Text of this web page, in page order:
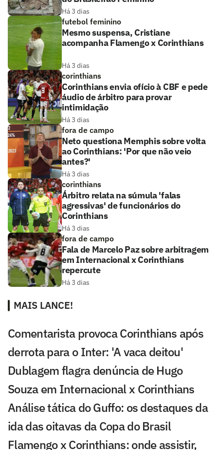
Há 3 dias
futebol feminino
Mesmo suspensa, Cristiane
acompanha Flamengo x Corinthians
Há 3 dias
corinthians
Corinthians envia ofício à CBF e pede
áudio de árbitro para provar
intimidação
Há 3 dias
fora de campo
Neto questiona Memphis sobre volta
ao Corinthians: 'Por que não veio
antes?'
Há 3 dias
corinthians
Árbitro relata na súmula 'falas
agressivas' de funcionários do
Corinthians
Há 3 dias
fora de campo
Fala de Marcelo Paz sobre arbitragem
em Internacional x Corinthians
repercute
Há 3 dias
MAIS LANCE!
Comentarista provoca Corinthians após
derrota para o Inter: 'A vaca deitou'
Dublagem flagra denúncia de Hugo
Souza em Internacional x Corinthians
Análise tática do Guffo: os destaques da
ida das oitavas da Copa do Brasil
Flamengo x Corinthians: onde assistir,